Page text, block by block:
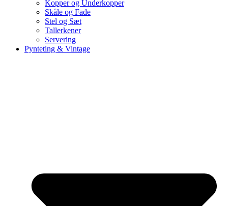
Kopper og Underkopper
Skåle og Fade
Stel og Sæt
Tallerkener
Servering
Pynteting & Vintage